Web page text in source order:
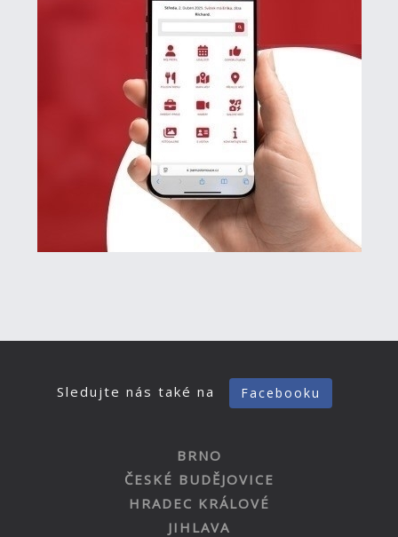
Sledujte nás také na Facebooku
BRNO
ČESKÉ BUDĚJOVICE
HRADEC KRÁLOVÉ
JIHLAVA